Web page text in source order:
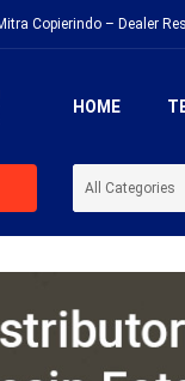
Copierindo – Dealer
HOME